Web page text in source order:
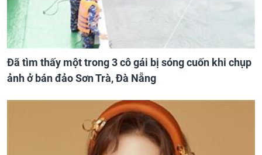
Đã tìm thấy một trong 3 cô gái bị sóng cuốn khi chụp
ảnh ở bán đảo Sơn Trà, Đà Nẵng